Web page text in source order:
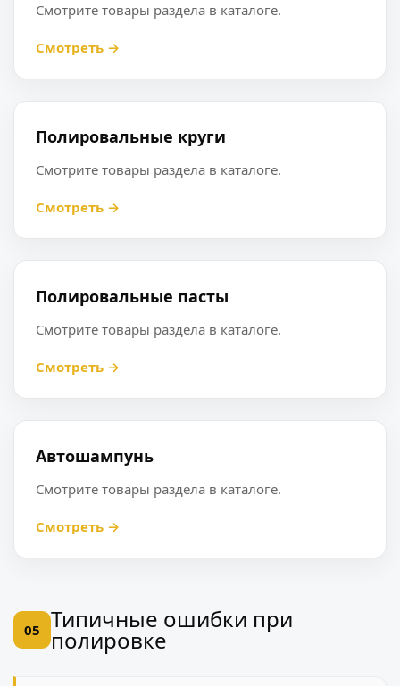
Смотрите товары раздела в каталоге.
Смотреть →
Полировальные круги
Смотрите товары раздела в каталоге.
Смотреть →
Полировальные пасты
Смотрите товары раздела в каталоге.
Смотреть →
Автошампунь
Смотрите товары раздела в каталоге.
Смотреть →
05 Типичные ошибки при
полировке